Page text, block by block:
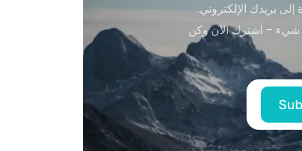
بريدك الإلكتروني.
شيء – اشترك الآن وكن